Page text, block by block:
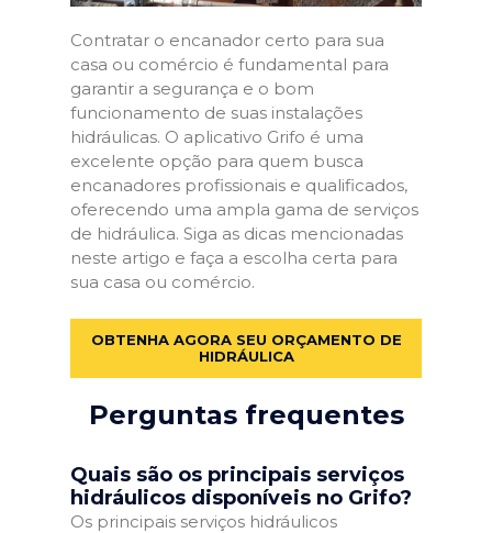
Contratar o encanador certo para sua
casa ou comércio é fundamental para
garantir a segurança e o bom
funcionamento de suas instalações
hidráulicas. O aplicativo Grifo é uma
excelente opção para quem busca
encanadores profissionais e qualificados,
oferecendo uma ampla gama de serviços
de hidráulica. Siga as dicas mencionadas
neste artigo e faça a escolha certa para
sua casa ou comércio.
OBTENHA AGORA SEU ORÇAMENTO DE
HIDRÁULICA
Perguntas frequentes
Quais são os principais serviços
hidráulicos disponíveis no Grifo?
Os principais serviços hidráulicos